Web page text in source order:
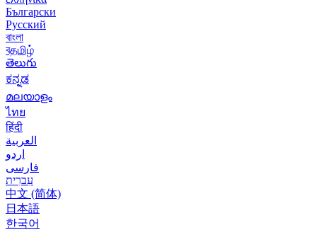
Български
Русский
বাংলা
বதமிழ்
తెలుగు
ಕನ್ನಡ
മലയാളം
ไทย
हिंदी
العربية
اردو
فارسی
עִברִית
中文 (简体)
日本語
한국어